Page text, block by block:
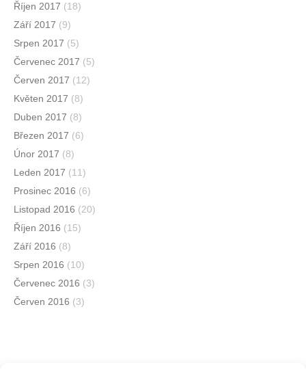
Říjen 2017 (18)
Září 2017 (9)
Srpen 2017 (5)
Červenec 2017 (5)
Červen 2017 (12)
Květen 2017 (8)
Duben 2017 (8)
Březen 2017 (6)
Únor 2017 (8)
Leden 2017 (11)
Prosinec 2016 (6)
Listopad 2016 (20)
Říjen 2016 (15)
Září 2016 (8)
Srpen 2016 (10)
Červenec 2016 (3)
Červen 2016 (3)